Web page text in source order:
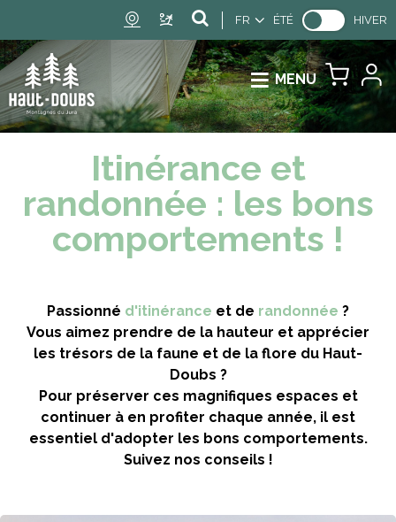
FR ÉTÉ HIVER
MENU
Itinérance et
randonnée : les bons
comportements !
Passionné d'itinérance et de randonnée ?
Vous aimez prendre de la hauteur et apprécier
les trésors de la faune et de la flore du Haut-
Doubs ?
Pour préserver ces magnifiques espaces et
continuer à en profiter chaque année, il est
essentiel d'adopter les bons comportements.
Suivez nos conseils !